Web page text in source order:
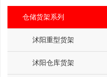
仓储货架系列
沭阳重型货架
沭阳仓库货架